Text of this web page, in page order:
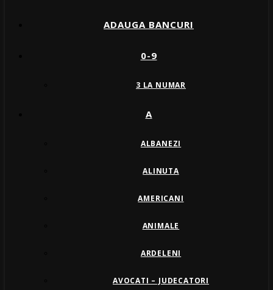
ADAUGA BANCURI
0-9
3 LA NUMAR
A
ALBANEZI
ALINUTA
AMERICANI
ANIMALE
ARDELENI
AVOCATI – JUDECATORI